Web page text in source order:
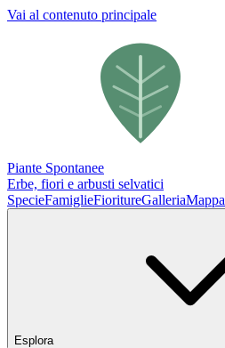
Vai al contenuto principale
Piante Spontanee
Erbe, fiori e arbusti selvatici
SpecieFamiglieFioritureGalleriaMappa
Esplora